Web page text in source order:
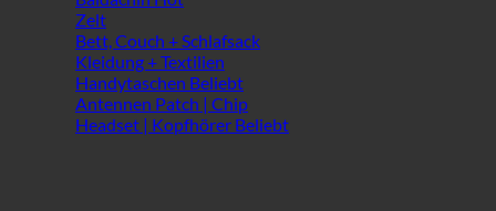
Zelt
Bett, Couch + Schlafsack
Kleidung + Textilien
Handytaschen
Antennen Patch | Chip
Headset | Kopfhörer